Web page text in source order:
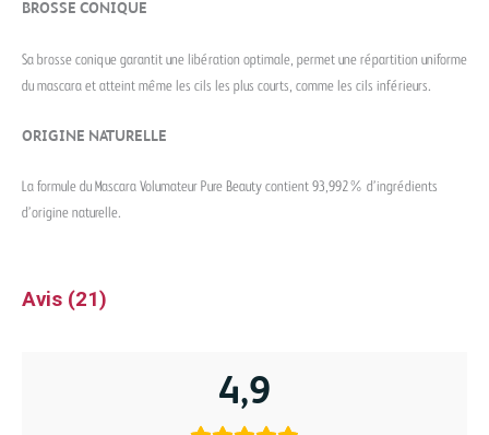
BROSSE CONIQUE
Sa brosse conique garantit une libération optimale, permet une répartition uniforme
du mascara et atteint même les cils les plus courts, comme les cils inférieurs.
ORIGINE NATURELLE
La formule du Mascara Volumateur Pure Beauty contient 93,992% d’ingrédients
d’origine naturelle.
Avis (21)
4,9